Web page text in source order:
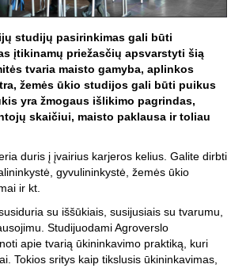
studijų pasirinkimas gali būti
įtikinamų priežasčių apsvarstyti šią
tvaria maisto gamyba, aplinkos
žemės ūkio studijos gali būti puikus
yra žmogaus išlikimo pagrindas,
skaičiui, maisto paklausa ir toliau
duris į įvairius karjeros kelius. Galite dirbti
gyvulininkystė, žemės ūkio
ir kt.
su iššūkiais, susijusiais su tvarumu,
Studijuodami Agroverslo
apie tvarią ūkininkavimo praktiką, kuri
Tokios sritys kaip tikslusis ūkininkavimas,